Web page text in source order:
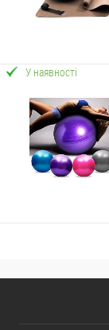
У наявності